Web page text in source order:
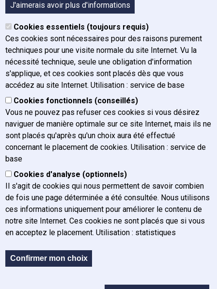
J'aimerais avoir plus d'informations
Cookies essentiels (toujours requis)
Ces cookies sont nécessaires pour des raisons purement
techniques pour une visite normale du site Internet. Vu la
nécessité technique, seule une obligation d'information
s'applique, et ces cookies sont placés dès que vous
accédez au site Internet. Utilisation : service de base
Cookies fonctionnels (conseillés)
Vous ne pouvez pas refuser ces cookies si vous désirez
naviguer de manière optimale sur ce site Internet, mais ils ne
sont placés qu'après qu'un choix aura été effectué
concernant le placement de cookies. Utilisation : service de
base
Cookies d'analyse (optionnels)
Il s'agit de cookies qui nous permettent de savoir combien
de fois une page déterminée a été consultée. Nous utilisons
ces informations uniquement pour améliorer le contenu de
notre site Internet. Ces cookies ne sont placés que si vous
en acceptez le placement. Utilisation : statistiques
Confirmer mon choix
IFJ Lex 19 juin 2025
Category L'IFJ
Via le lien ci-dessous, vous pouvez consulter notre lettre
d'information juridique ‘IFJ Lex’, qui relève de l’une des
tâches légales de l’Institut de Formation Judiciaire (IFJ), à
savoir la gestion des connaissances et de la documentation.
Fichiers
IFJ Lex 19 juin 2025.pdf
1.73 Mo